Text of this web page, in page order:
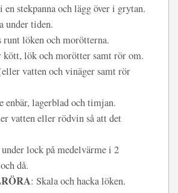
stekpanna och lägg över i grytan.
under tiden.
löken och morötterna.
kött, lök och morötter samt rör om.
vatten och vinäger samt rör
enbär, lagerblad och timjan.
vatten eller rödvin så att det
lock på medelvärme i 2
då.
: Skala och hacka löken.